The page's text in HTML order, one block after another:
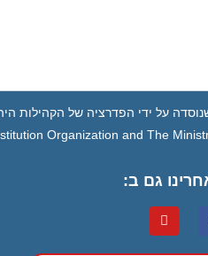
על ידי הפדרציה של הקהילות
Organization and The
גם ב: